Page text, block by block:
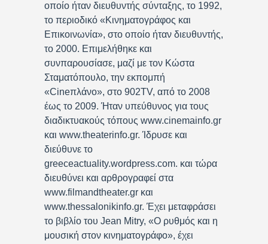
οποίο ήταν διευθυντής σύνταξης, το 1992,
το περιοδικό «Κινηματογράφος και
Επικοινωνία», στο οποίο ήταν διευθυντής,
το 2000. Επιμελήθηκε και
συνπαρουσίασε, μαζί με τον Κώστα
Σταματόπουλο, την εκπομπή
«Cineπλάνο», στο 902TV, από το 2008
έως το 2009. Ήταν υπεύθυνος για τους
διαδικτυακούς τόπους www.cinemainfo.gr
και www.theaterinfo.gr. Ίδρυσε και
διεύθυνε το
greeceactuality.wordpress.com. και τώρα
διευθύνει και αρθρογραφεί στα
www.filmandtheater.gr και
www.thessalonikinfo.gr. Έχει μεταφράσει
το βιβλίο του Jean Mitry, «Ο ρυθμός και η
μουσική στον κινηματογράφο», έχει